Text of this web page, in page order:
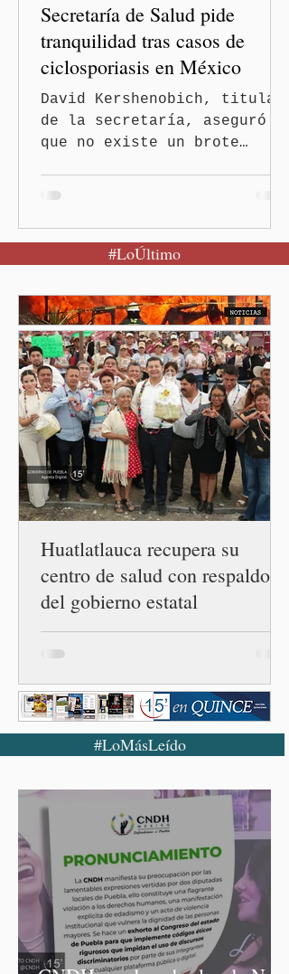
Secretaría de Salud pide
tranquilidad tras casos de
ciclosporiasis en México
David Kershenobich, titular
de la secretaría, aseguró
que no existe un brote
secretario de Salud
federal, David Kershenobich
exista un brote activo de
ciclosporiasis en México,
luego del incremento de
casos registrado en Estados
Unidos. Durante la
conferencia matutina en
Palacio Nacional, el
funcionario informó que en
el país únicamente se han
confirmado 33 casos de esta
enferme
#LoÚltimo
Huatlatlauca recupera su
centro de salud con respaldo
del gobierno estatal
#LoMásLeído